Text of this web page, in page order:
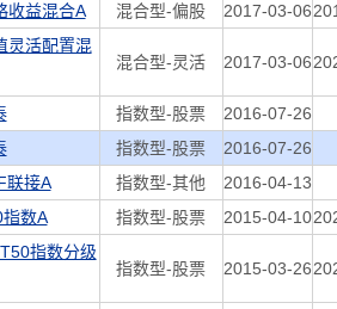
收益混合A 混合型-偏股 2017-03-06
灵活配置混
混合型-灵活 2017-03-06
指数型-股票 2016-07-26
指数型-股票 2016-07-26
联接A 指数型-其他 2016-04-13
数A 指数型-股票 2015-04-10
指数分级
指数型-股票 2015-03-26